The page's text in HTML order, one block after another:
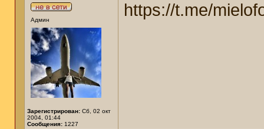
Админ
Зарегистрирован: Сб, 02 окт
2004, 01:44
Сообщения: 1227
https://t.me/